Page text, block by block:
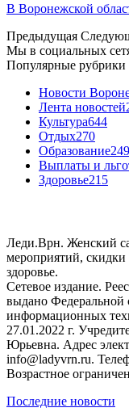
В Воронежской
Предыдущая
Мы в социальных
Популярные рубрики
Новости
Лента новостей
Культура644
Отдых270
Образование249
Выплаты и
Здоровье215
Леди.Врн. Женский
мероприятий, скидки
здоровье.
Сетевое издание.
выдано Федеральной
информационных
27.01.2022 г.
Юрьевна. Адрес
info@ladyvrn.ru.
Возрастное
Последние новости